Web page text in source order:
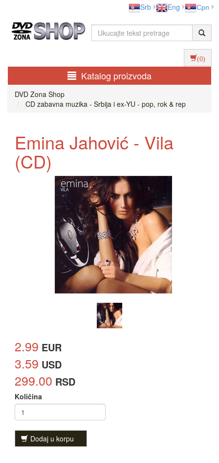
Srb Eng Срп
(0)
Katalog proizvoda
DVD Zona Shop
CD zabavna muzika - Srbija i ex-YU - pop, rok & rep
Emina Jahović - Vila
(CD)
2.99 EUR
3.59 USD
299.00 RSD
Količina
Dodaj u korpu